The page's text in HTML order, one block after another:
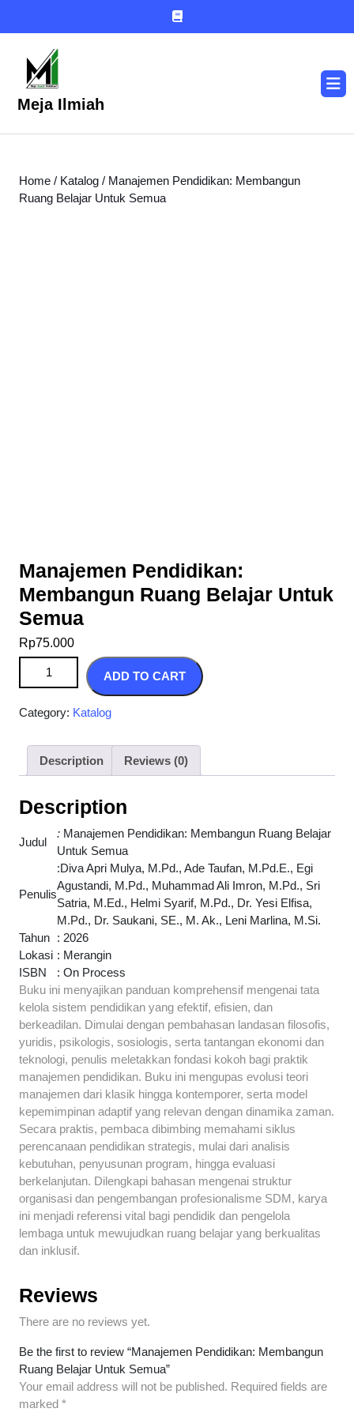
Meja Ilmiah
Home / Katalog / Manajemen Pendidikan: Membangun
Ruang Belajar Untuk Semua
Manajemen Pendidikan:
Membangun Ruang Belajar Untuk
Semua
Rp75.000
Manajemen Pendidikan: Membangun Ruang Belajar Untuk
Semua quantity
ADD TO CART
Category: Katalog
Description Reviews (0)
Description
Judul
: Manajemen Pendidikan: Membangun Ruang Belajar
Untuk Semua
Penulis
:Diva Apri Mulya, M.Pd., Ade Taufan, M.Pd.E., Egi
Agustandi, M.Pd., Muhammad Ali Imron, M.Pd., Sri
Satria, M.Ed., Helmi Syarif, M.Pd., Dr. Yesi Elfisa,
M.Pd., Dr. Saukani, SE., M. Ak., Leni Marlina, M.Si.
Tahun : 2026
Lokasi : Merangin
ISBN
: On Process
Buku ini menyajikan panduan komprehensif mengenai tata
kelola sistem pendidikan yang efektif, efisien, dan
berkeadilan. Dimulai dengan pembahasan landasan filosofis,
yuridis, psikologis, sosiologis, serta tantangan ekonomi dan
teknologi, penulis meletakkan fondasi kokoh bagi praktik
manajemen pendidikan. Buku ini mengupas evolusi teori
manajemen dari klasik hingga kontemporer, serta model
kepemimpinan adaptif yang relevan dengan dinamika zaman.
Secara praktis, pembaca dibimbing memahami siklus
perencanaan pendidikan strategis, mulai dari analisis
kebutuhan, penyusunan program, hingga evaluasi
berkelanjutan. Dilengkapi bahasan mengenai struktur
organisasi dan pengembangan profesionalisme SDM, karya
ini menjadi referensi vital bagi pendidik dan pengelola
lembaga untuk mewujudkan ruang belajar yang berkualitas
dan inklusif.
Reviews
There are no reviews yet.
Be the first to review “Manajemen Pendidikan: Membangun
Ruang Belajar Untuk Semua”
Your email address will not be published. Required fields are
marked *